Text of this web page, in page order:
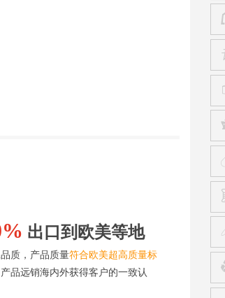
出口到欧美等地
质，产品质量符合欧美超高质量标
产品远销海内外获得客户的一致认